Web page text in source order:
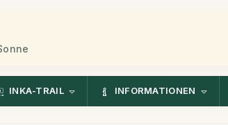
INKA-TRAIL INFORMATIONEN